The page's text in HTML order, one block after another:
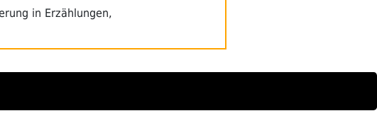
in Erzählungen,